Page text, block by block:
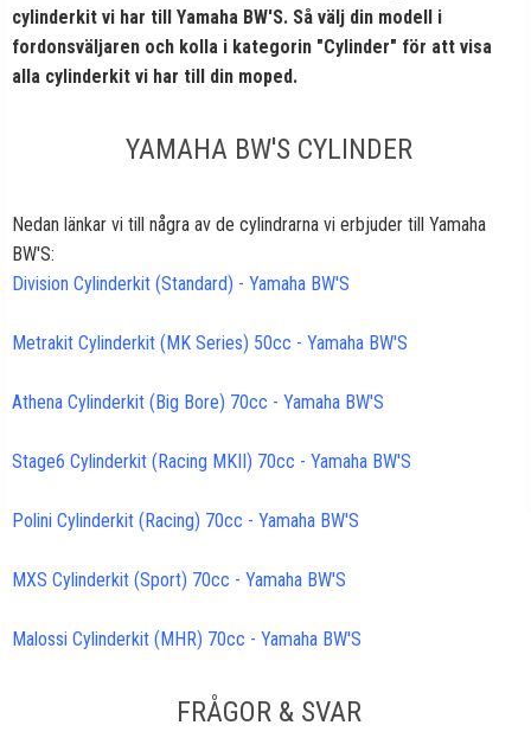
cylinderkit vi har till Yamaha BW'S. Så välj din modell i
fordonsväljaren och kolla i kategorin "Cylinder" för att visa
alla cylinderkit vi har till din moped.
YAMAHA BW'S CYLINDER
Nedan länkar vi till några av de cylindrarna vi erbjuder till Yamaha
BW'S:
Division Cylinderkit (Standard) - Yamaha BW'S
Metrakit Cylinderkit (MK Series) 50cc - Yamaha BW'S
Athena Cylinderkit (Big Bore) 70cc - Yamaha BW'S
Stage6 Cylinderkit (Racing MKII) 70cc - Yamaha BW'S
Polini Cylinderkit (Racing) 70cc - Yamaha BW'S
MXS Cylinderkit (Sport) 70cc - Yamaha BW'S
Malossi Cylinderkit (MHR) 70cc - Yamaha BW'S
FRÅGOR & SVAR